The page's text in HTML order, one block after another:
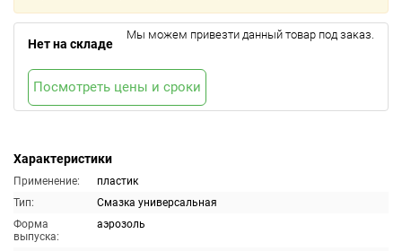
Характеристики
Применение:
пластик
Тип:
Смазка универсальная
Форма
выпуска:
аэрозоль
Нет на складе
Мы можем привезти данный товар под заказ.
Посмотреть цены и сроки